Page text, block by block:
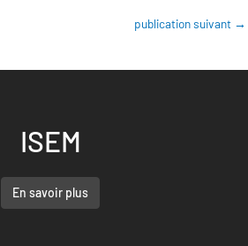
publication suivant →
ISEM
En savoir plus